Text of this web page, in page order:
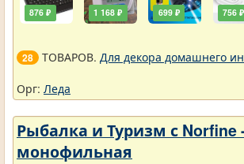
876 ₽ 1 168 ₽ 699 ₽ 756 ₽
28 ТОВАРОВ. Для декора домашнего
Орг: Леда
Рыбалка и Туризм с Norfine
монофильная